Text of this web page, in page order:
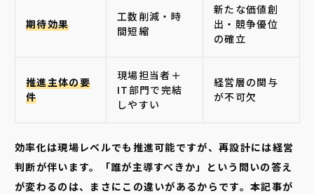
期待効果
工数削減・時
間短縮
新たな価値創
出・競争優位
の確立
推進主体の要
件
現場担当者＋
IT部門で完結
しやすい
経営層の関与
が不可欠
効率化は現場レベルでも推進可能ですが、再設計には経営
判断が伴います。「誰が主導すべきか」という問いの答え
が変わるのは、まさにこの違いがあるからです。本記事が